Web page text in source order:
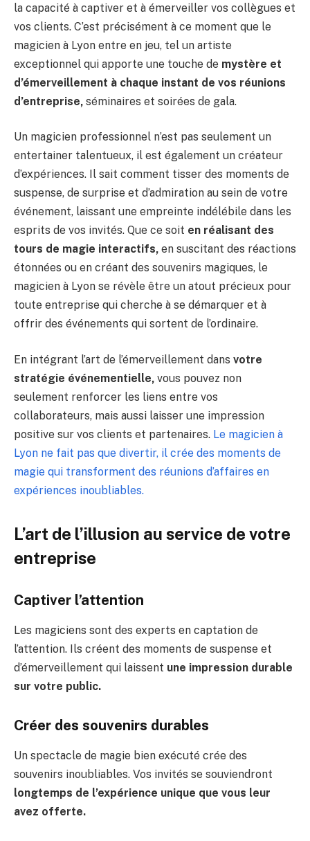
la capacité à captiver et à émerveiller vos collègues et
vos clients. C’est précisément à ce moment que le
magicien à Lyon entre en jeu, tel un artiste
exceptionnel qui apporte une touche de mystère et
d’émerveillement à chaque instant de vos réunions
d’entreprise, séminaires et soirées de gala.
Un magicien professionnel n’est pas seulement un
entertainer talentueux, il est également un créateur
d’expériences. Il sait comment tisser des moments de
suspense, de surprise et d’admiration au sein de votre
événement, laissant une empreinte indélébile dans les
esprits de vos invités. Que ce soit en réalisant des
tours de magie interactifs, en suscitant des réactions
étonnées ou en créant des souvenirs magiques, le
magicien à Lyon se révèle être un atout précieux pour
toute entreprise qui cherche à se démarquer et à
offrir des événements qui sortent de l’ordinaire.
En intégrant l’art de l’émerveillement dans votre
stratégie événementielle, vous pouvez non
seulement renforcer les liens entre vos
collaborateurs, mais aussi laisser une impression
positive sur vos clients et partenaires. Le magicien à
Lyon ne fait pas que divertir, il crée des moments de
magie qui transforment des réunions d’affaires en
expériences inoubliables.
L’art de l’illusion au service de votre
entreprise
Captiver l’attention
Les magiciens sont des experts en captation de
l’attention. Ils créent des moments de suspense et
d’émerveillement qui laissent une impression durable
sur votre public.
Créer des souvenirs durables
Un spectacle de magie bien exécuté crée des
souvenirs inoubliables. Vos invités se souviendront
longtemps de l’expérience unique que vous leur
avez offerte.